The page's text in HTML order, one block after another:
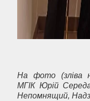
На фото (зліва
МГІК Юрій
Непомнящий,